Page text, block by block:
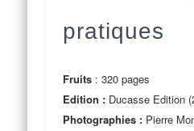
pratiques
Fruits : 320 pages
Edition : Ducasse Edition
Photographies : Pierre